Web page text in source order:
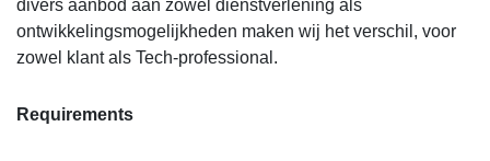
divers aanbod aan zowel dienstverlening als
ontwikkelingsmogelijkheden maken wij het verschil, voor
zowel klant als Tech-professional.
Requirements